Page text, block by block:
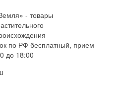
по РФ бесплатный, прием
до 18:00